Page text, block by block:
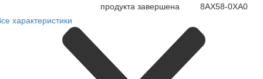
продукта завершена
8AX58-0XA0
характеристики